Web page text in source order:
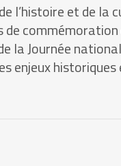
l’histoire et de la
de
la Journée
enjeux